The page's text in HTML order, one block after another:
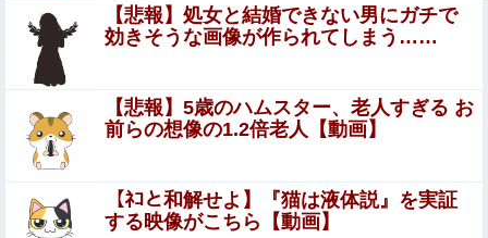
まつり中止
粉末スープ、液体スープ、調味オイル「食べる『直前』に
入れてください！！」
【動画】 美人女優さん、映画でマ○コのビラビラまでめく
らせてしまうｗｗｗｗｗｗ
却」する冷感ポンチョ3,980円！
【悲報】処女と結婚できない男にガチで
効きそうな画像が作られてしまう……
【悲報】5歳のハムスター、老人すぎる お
前らの想像の1.2倍老人【動画】
【ﾈｺと和解せよ】『猫は液体説』を実証
する映像がこちら【動画】